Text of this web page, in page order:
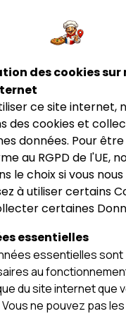
4.9
des cookies sur
ce site internet,
des cookies et
données. Pour être
au RGPD de l'UE,
le choix si vous nous
à utiliser certains
certaines
essentielles
essentielles sont
au
du site internet que
ne pouvez pas les